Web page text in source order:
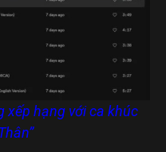
xếp hạng với ca khúc